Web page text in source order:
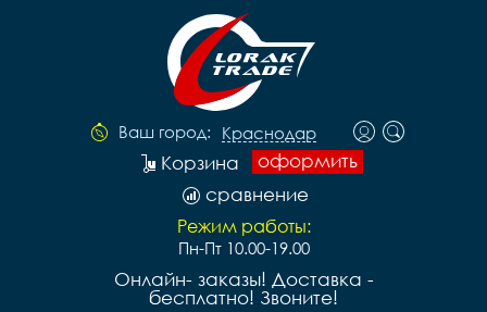
Ваш город: Краснодар
оформить
Корзина
сравнение
Режим работы:
Пн-Пт 10.00-19.00
Онлайн- заказы! Доставка -
бесплатно! Звоните!